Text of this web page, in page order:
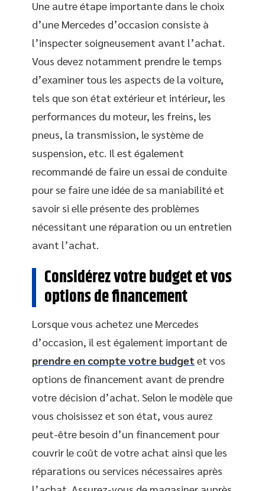
Une autre étape importante dans le choix
d’une Mercedes d’occasion consiste à
l’inspecter soigneusement avant l’achat.
Vous devez notamment prendre le temps
d’examiner tous les aspects de la voiture,
tels que son état extérieur et intérieur, les
performances du moteur, les freins, les
pneus, la transmission, le système de
suspension, etc. Il est également
recommandé de faire un essai de conduite
pour se faire une idée de sa maniabilité et
savoir si elle présente des problèmes
nécessitant une réparation ou un entretien
avant l’achat.
Considérez votre budget et vos
options de financement
Lorsque vous achetez une Mercedes
d’occasion, il est également important de
prendre en compte votre budget et vos
options de financement avant de prendre
votre décision d’achat. Selon le modèle que
vous choisissez et son état, vous aurez
peut-être besoin d’un financement pour
couvrir le coût de votre achat ainsi que les
réparations ou services nécessaires après